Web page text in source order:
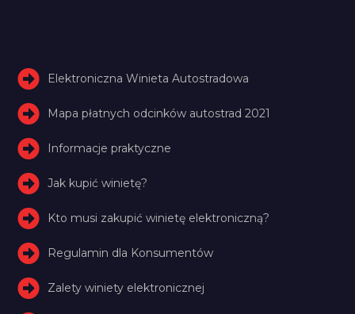
Elektroniczna Winieta Autostradowa
Mapa płatnych odcinków autostrad 2021
Informacje praktyczne
Jak kupić winietę?
Kto musi zakupić winietę elektroniczną?
Regulamin dla Konsumentów
Zalety winiety elektronicznej